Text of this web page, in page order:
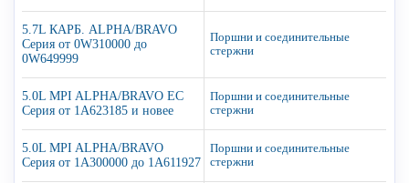
5.7L КАРБ. ALPHA/BRAVO
Серия от 0W310000 до
0W649999
Поршни и соединительные
стержни
5.0L MPI ALPHA/BRAVO EC
Серия от 1A623185 и новее
Поршни и соединительные
стержни
5.0L MPI ALPHA/BRAVO
Серия от 1A300000 до 1A611927
Поршни и соединительные
стержни